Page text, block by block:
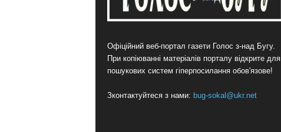
Офіційний веб-портал газети Голос з-над Бугу.
При копіюванні матеріалів порталу відкрите для
пошукових систем гіперпосилання обов'язове!
Зконтактуйтеся з нами: bug-sokal@ukr.net